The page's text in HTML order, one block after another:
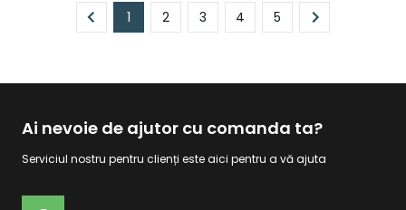
Pagină
În prezent, citiți pagina
1
Pagină
2
Pagină
3
Pagină
4
Pagină
5
Ai nevoie de ajutor cu comanda ta?
Serviciul nostru pentru clienți este aici pentru a vă ajuta